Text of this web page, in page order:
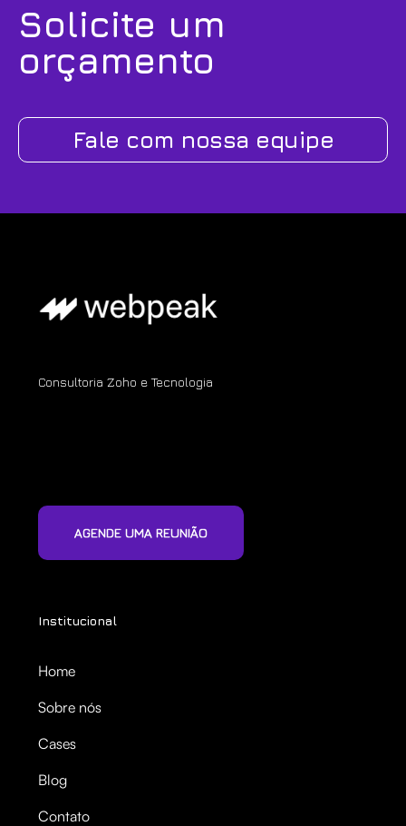
Solicite um
orçamento
Fale com nossa equipe
Consultoria Zoho e Tecnologia
AGENDE UMA REUNIÃO
Institucional
Home
Sobre nós
Cases
Blog
Contato